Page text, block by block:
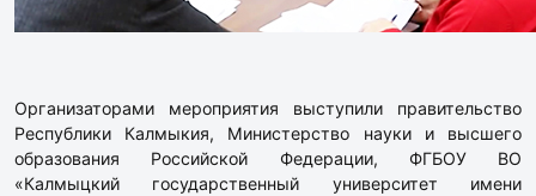
Организаторами мероприятия выступили правительство
Республики Калмыкия, Министерство науки и высшего
образования Российской Федерации, ФГБОУ ВО
«Калмыцкий государственный университет имени